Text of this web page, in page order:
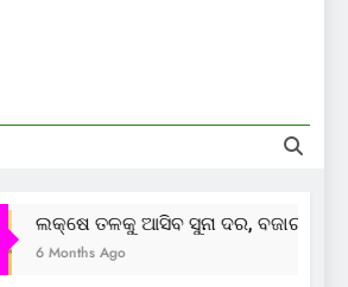
ଲକ୍ଷେ ତଳକୁ ଆସିବ ସୁନା ଦର, ବଜାର
6 Months Ago